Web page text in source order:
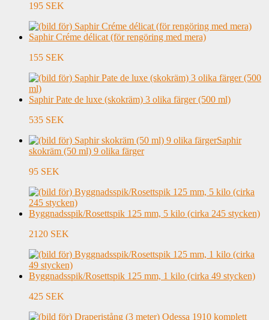
195 SEK
Saphir Créme délicat (för rengöring med mera)
155 SEK
Saphir Pate de luxe (skokräm) 3 olika färger (500 ml)
535 SEK
Saphir
skokräm (50 ml) 9 olika färger
95 SEK
Byggnadsspik/Rosettspik 125 mm, 5 kilo (cirka 245 stycken)
2120 SEK
Byggnadsspik/Rosettspik 125 mm, 1 kilo (cirka 49 stycken)
425 SEK